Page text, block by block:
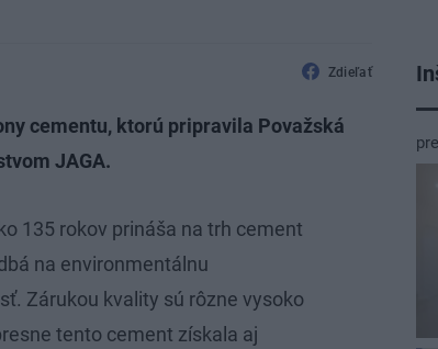
Zdieľať
cementu, ktorú pripravila Považská
JAGA.
135 rokov prináša na trh cement
na environmentálnu
Zárukou kvality sú rôzne vysoko
tento cement získala aj